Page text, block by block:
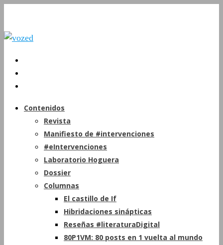
Contenidos
Revista
Manifiesto de #intervenciones
#eIntervenciones
Laboratorio Hoguera
Dossier
Columnas
El castillo de If
Hibridaciones sinápticas
Reseñas #literaturaDigital
80P1VM: 80 posts en 1 vuelta al mundo